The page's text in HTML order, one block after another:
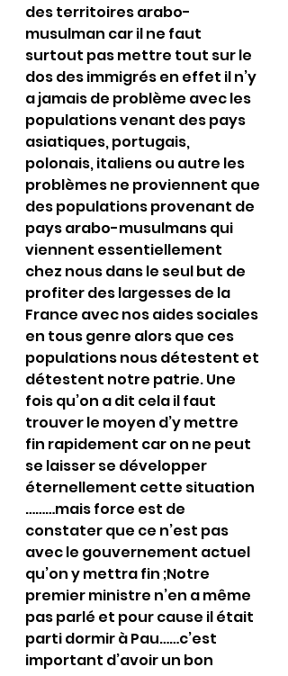
des territoires arabo-
musulman car il ne faut
surtout pas mettre tout sur le
dos des immigrés en effet il n’y
a jamais de problème avec les
populations venant des pays
asiatiques, portugais,
polonais, italiens ou autre les
problèmes ne proviennent que
des populations provenant de
pays arabo-musulmans qui
viennent essentiellement
chez nous dans le seul but de
profiter des largesses de la
France avec nos aides sociales
en tous genre alors que ces
populations nous détestent et
détestent notre patrie. Une
fois qu’on a dit cela il faut
trouver le moyen d’y mettre
fin rapidement car on ne peut
se laisser se développer
éternellement cette situation
………mais force est de
constater que ce n’est pas
avec le gouvernement actuel
qu’on y mettra fin ;Notre
premier ministre n’en a même
pas parlé et pour cause il était
parti dormir à Pau……c’est
important d’avoir un bon